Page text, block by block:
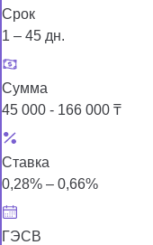
Срок
1 – 45 дн.
Сумма
45 000 - 166 000 ₸
Ставка
0,28% – 0,66%
ГЭСВ